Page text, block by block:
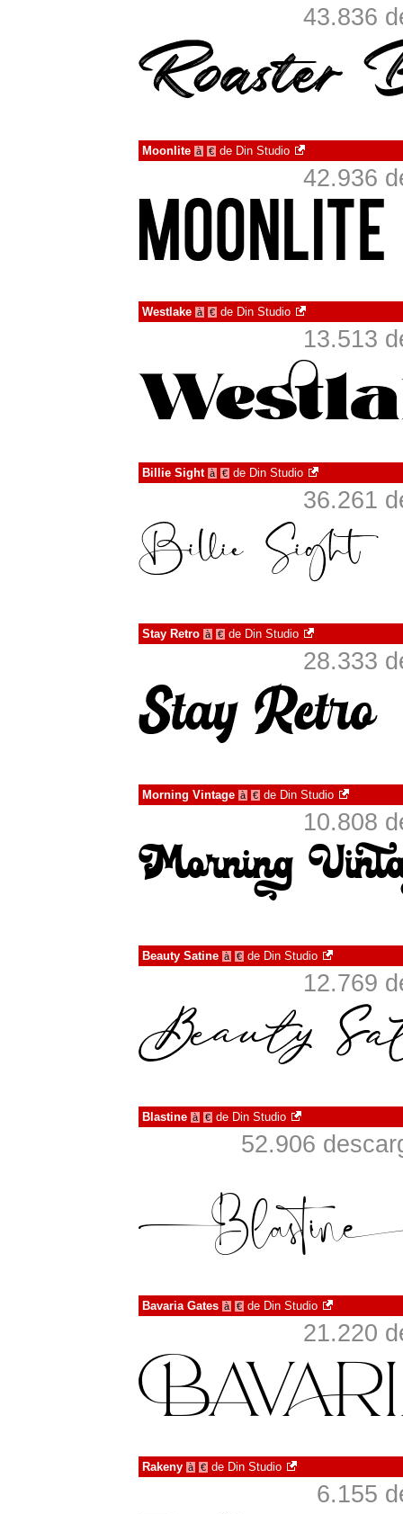
43.836
Moonlite à € de Din Studio
42.936
Westlake à € de Din Studio
13.513
Billie Sight à € de Din Studio
36.261
Stay Retro à € de Din Studio
28.333
Morning Vintage à € de Din Studio
10.808
Beauty Satine à € de Din Studio
12.769
Blastine à € de Din Studio
52.906
Bavaria Gates à € de Din Studio
21.220
Rakeny à € de Din Studio
6.155